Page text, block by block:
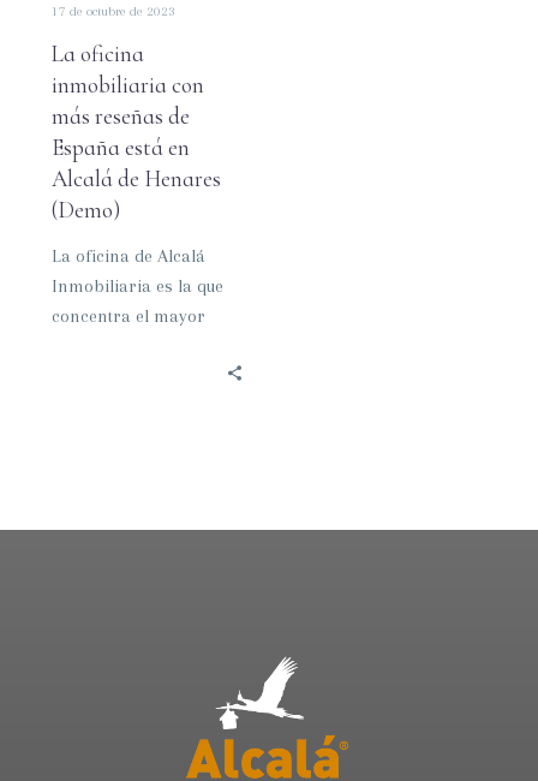
en
de
Henares
(Demo)
17 de octubre de 2023
La oficina
inmobiliaria con
más reseñas de
España está en
Alcalá de Henares
(Demo)
La oficina de Alcalá
Inmobiliaria es la que
concentra el mayor